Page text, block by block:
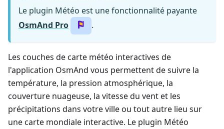
Le plugin Météo est une fonctionnalité payante
OsmAnd Pro
.
Les couches de carte météo interactives de
l'application OsmAnd vous permettent de suivre la
température, la pression atmosphérique, la
couverture nuageuse, la vitesse du vent et les
précipitations dans votre ville ou tout autre lieu sur
une carte mondiale interactive. Le plugin Météo